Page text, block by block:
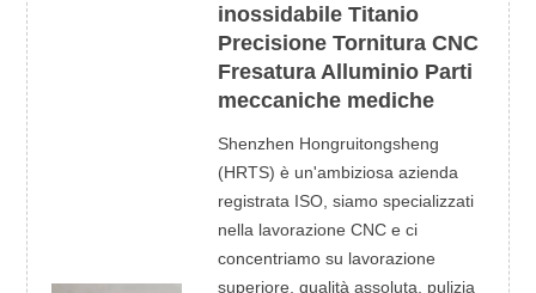
inossidabile Titanio
Precisione Tornitura CNC
Fresatura Alluminio Parti
meccaniche mediche
Shenzhen Hongruitongsheng
(HRTS) è un'ambiziosa azienda
registrata ISO, siamo specializzati
nella lavorazione CNC e ci
concentriamo su lavorazione
superiore, qualità assoluta, pulizia